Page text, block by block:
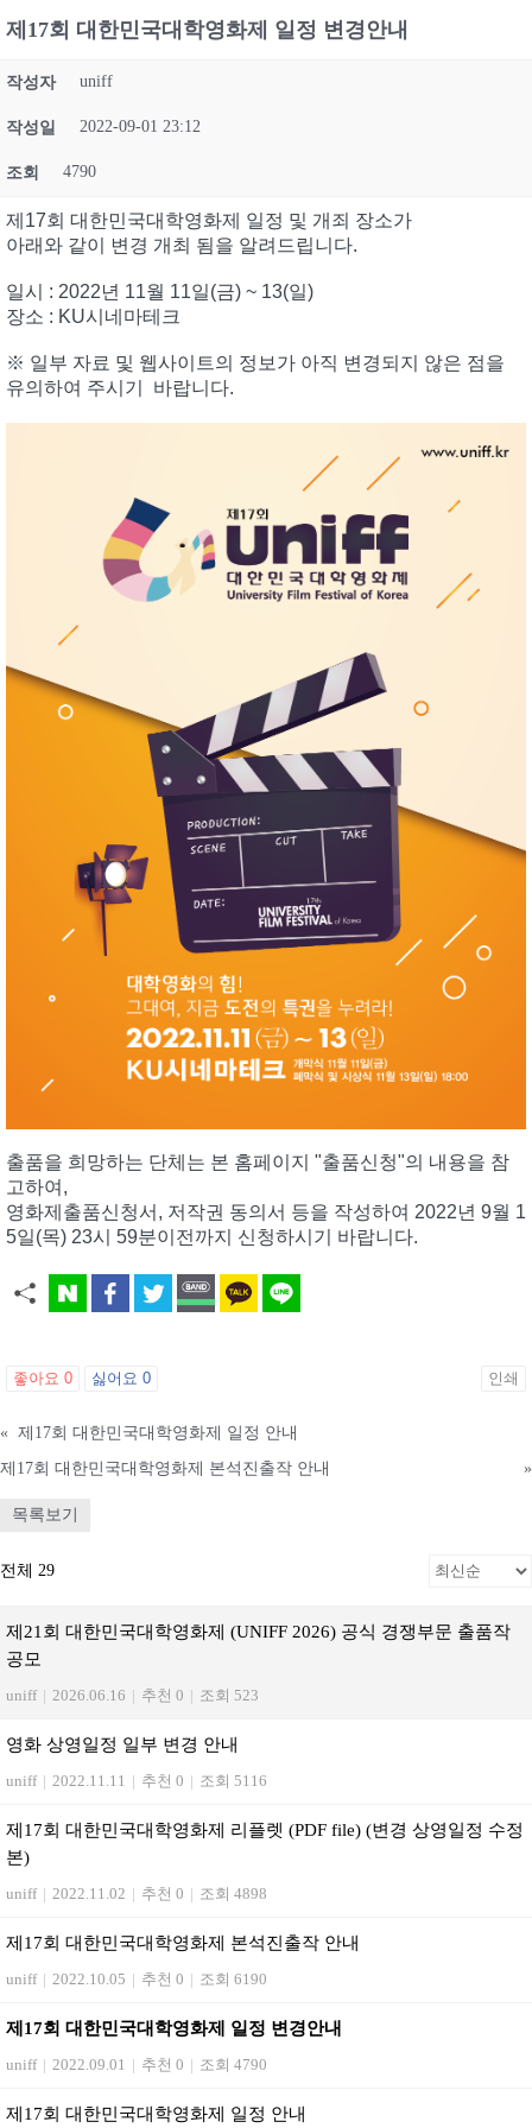
제17회 대한민국대학영화제 일정 변경안내
작성자 uniff
작성일 2022-09-01 23:12
조회 4790
제17회 대한민국대학영화제 일정 및 개죄 장소가
아래와 같이 변경 개최 됨을 알려드립니다.
일시 : 2022년 11월 11일(금) ~ 13(일)
장소 : KU시네마테크
※ 일부 자료 및 웹사이트의 정보가 아직 변경되지 않은 점을
유의하여 주시기 바랍니다.
출품을 희망하는 단체는 본 홈페이지 "출품신청"의 내용을 참
고하여,
영화제출품신청서, 저작권 동의서 등을 작성하여 2022년 9월 1
5일(목) 23시 59분이전까지 신청하시기 바랍니다.
좋아요 0 싫어요 0 인쇄
« 제17회 대한민국대학영화제 일정 안내
제17회 대한민국대학영화제 본석진출작 안내
»
목록보기
전체 29
제21회 대한민국대학영화제 (UNIFF 2026) 공식 경쟁부문 출품작
공모
uniff | 2026.06.16 | 추천 0 | 조회 523
영화 상영일정 일부 변경 안내
uniff | 2022.11.11 | 추천 0 | 조회 5116
제17회 대한민국대학영화제 리플렛 (PDF file) (변경 상영일정 수정
본)
uniff | 2022.11.02 | 추천 0 | 조회 4898
제17회 대한민국대학영화제 본석진출작 안내
uniff | 2022.10.05 | 추천 0 | 조회 6190
제17회 대한민국대학영화제 일정 변경안내
uniff | 2022.09.01 | 추천 0 | 조회 4790
제17회 대한민국대학영화제 일정 안내